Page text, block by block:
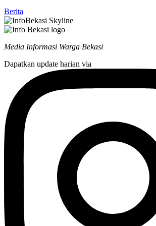
Berita
Media Informasi Warga Bekasi
Dapatkan update harian via